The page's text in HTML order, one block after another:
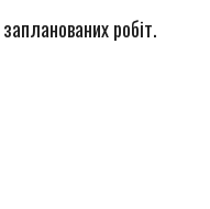
робіт.